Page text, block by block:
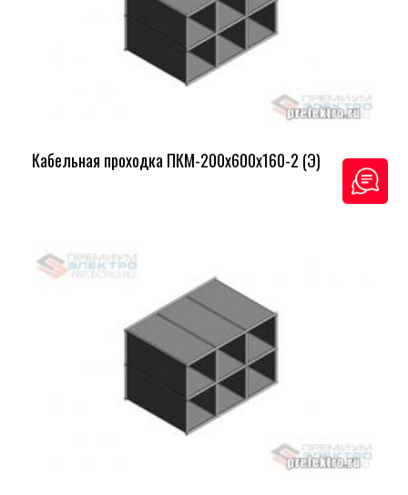
Кабельная проходка ПКМ-200х600х160-2 (Э)